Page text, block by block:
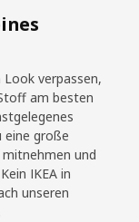
verpassen,
am besten
eine große
und
IKEA in
unseren